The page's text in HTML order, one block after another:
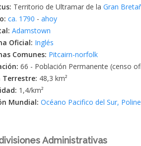
Territorio de Ultramar de la Gran
ca. 1790 - ahoy
Adamstown
Oficial: Inglés
Comunes: Pitcairn-norfolk
66 - Población Permanente (censo
Terrestre: 48,3 km²
1,4/km²
Mundial: Océano Pacifico del Sur,
Administrativas